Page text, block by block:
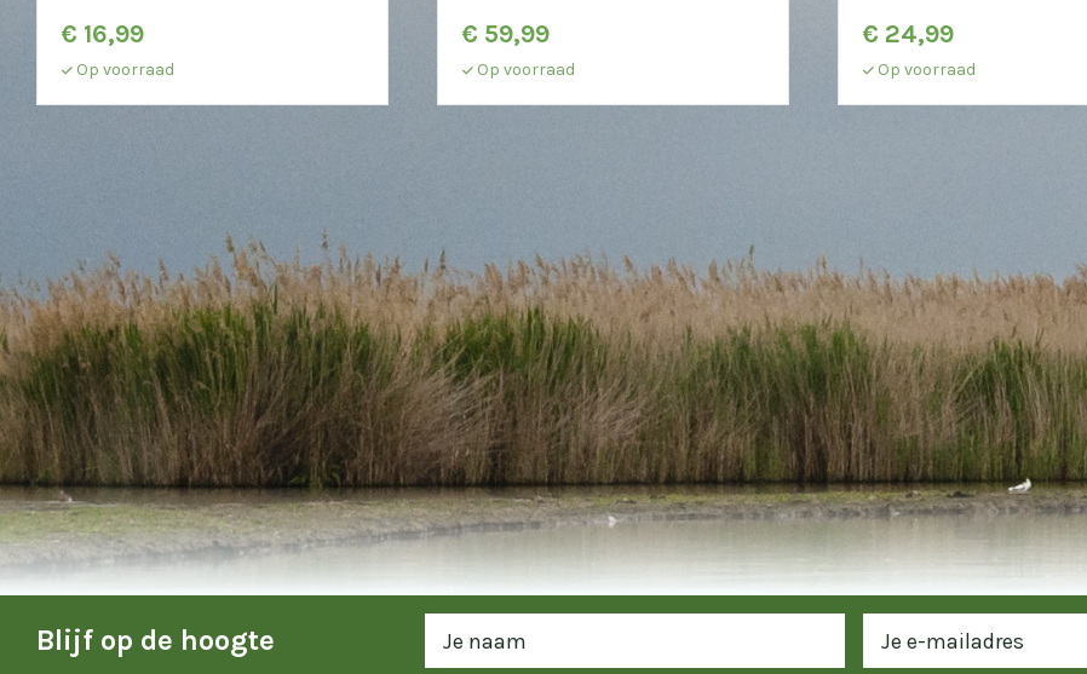
€ 16,99
Op voorraad
€ 59,99
Op voorraad
€ 24,99
Op voorraad
Blijf op de hoogte